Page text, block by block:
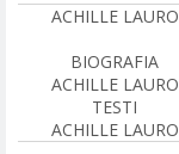
ACHILLE LAURO
BIOGRAFIA
ACHILLE LAURO
TESTI
ACHILLE LAURO